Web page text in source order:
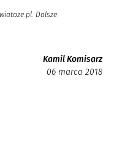
Dalsze
Kamil Komisarz
06 marca 2018